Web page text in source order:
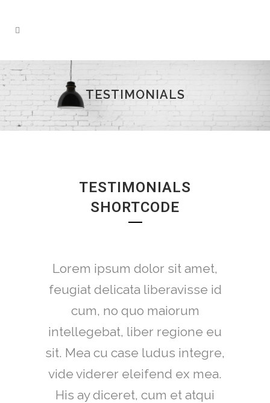
TESTIMONIALS
TESTIMONIALS
SHORTCODE
Lorem ipsum dolor sit amet,
feugiat delicata liberavisse id
cum, no quo maiorum
intellegebat, liber regione eu
sit. Mea cu case ludus integre,
vide viderer eleifend ex mea.
His ay diceret, cum et atqui